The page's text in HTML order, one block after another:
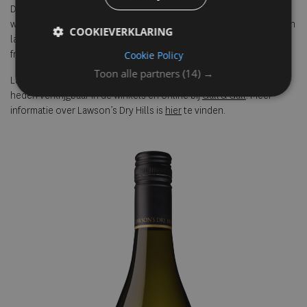
Dry Hills ‘lighter in alcohol’ Sauvignon Blanc 2025 is ideaal voor
wijnliefhebbers die bewuster willen genieten, op zoek zijn naar een
lager alcohol- en calorie-alternatief en houden van de klassieke,
frisse Marlborough-stijl.
Lawson’s Dry Hills ‘lighter in alcohol’ Sauvignon Blanc is vanaf
heden verkrijgbaar in de winkels en online bijGall & Gall. Meer
informatie over Lawson’s Dry Hills is hierte vinden.
Toon alle partners (14) →
COOKIEVERKLARING
Cookie Policy